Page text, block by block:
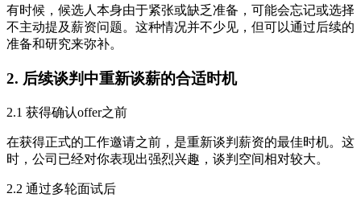
有时候，候选人本身由于紧张或缺乏准备，可能会忘记或选择
不主动提及薪资问题。这种情况并不少见，但可以通过后续的
准备和研究来弥补。
2. 后续谈判中重新谈薪的合适时机
2.1 获得确认offer之前
在获得正式的工作邀请之前，是重新谈判薪资的最佳时机。这
时，公司已经对你表现出强烈兴趣，谈判空间相对较大。
2.2 通过多轮面试后